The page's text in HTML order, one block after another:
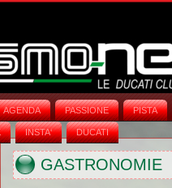
AGENDA PASSIONE PISTA
INSTA‘ DUCATI
GASTRONOMIE